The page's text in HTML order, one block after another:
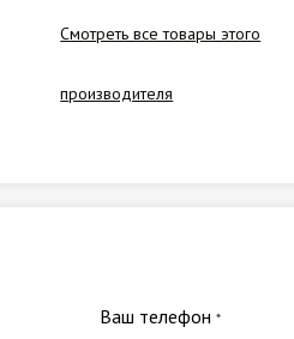
Смотреть все товары этого
производителя
Ваш телефон*